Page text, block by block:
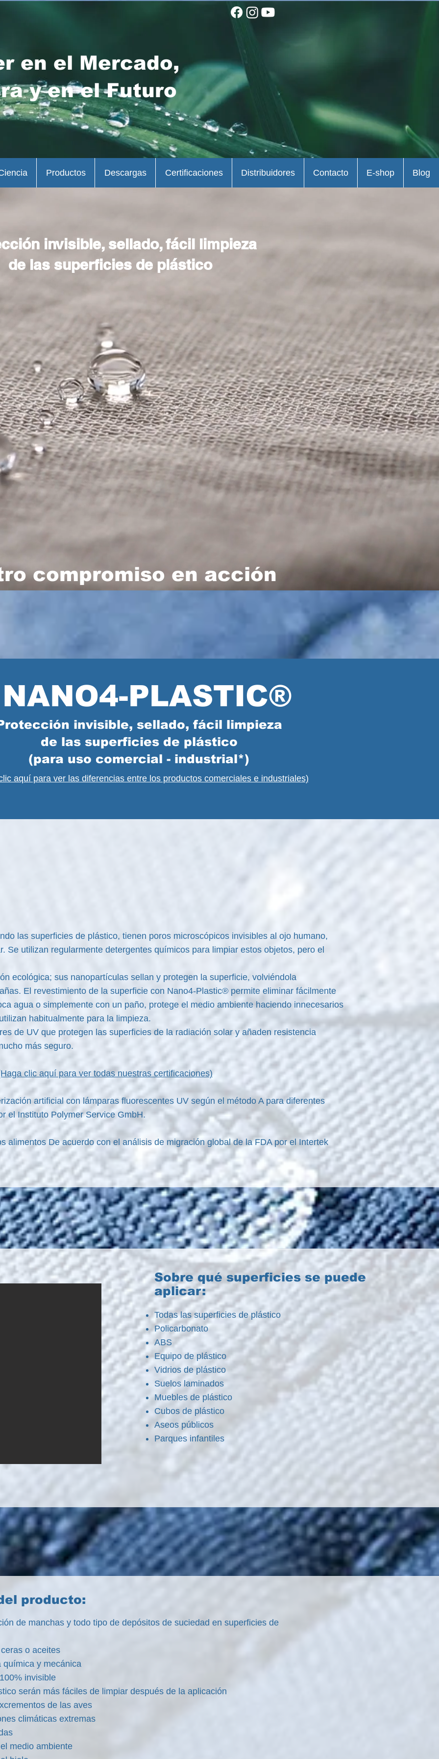
en el Mercado,
y en el Futuro
invisible, sellado, fácil limpieza
de las superficies de plástico
compromiso en acción
NANO4-PLASTIC®
invisible, sellado, fácil limpieza
de las superficies de plástico
(para uso comercial - industrial*)
aquí para ver las diferencias entre los productos comerciales e industriales)
las superficies de plástico, tienen poros microscópicos invisibles al ojo humano,
Se utilizan regularmente detergentes químicos para limpiar estos objetos, pero el
ecológica; sus nanopartículas sellan y protegen la superficie, volviéndola
El revestimiento de la superficie con Nano4-Plastic® permite eliminar fácilmente
agua o simplemente con un paño, protege el medio ambiente haciendo innecesarios
habitualmente para la limpieza.
de UV que protegen las superficies de la radiación solar y añaden resistencia
más seguro.
clic aquí para ver todas nuestras certificaciones)
artificial con lámparas fluorescentes UV según el método A para diferentes
el Instituto Polymer Service GmbH.
alimentos De acuerdo con el análisis de migración global de la FDA por el Intertek
Sobre qué superficies se puede
aplicar:
Todas las superficies de plástico
Policarbonato
ABS
Equipo de plástico
Vidrios de plástico
Suelos laminados
Muebles de plástico
Cubos de plástico
Aseos públicos
Parques infantiles
producto:
de manchas y todo tipo de depósitos de suciedad en superficies de
o aceites
química y mecánica
invisible
serán más fáciles de limpiar después de la aplicación
de las aves
climáticas extremas
medio ambiente
Productos Descargas Certificaciones Distribuidores Contacto E-shop Blog